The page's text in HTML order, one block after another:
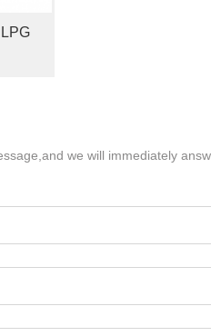
we will immediately